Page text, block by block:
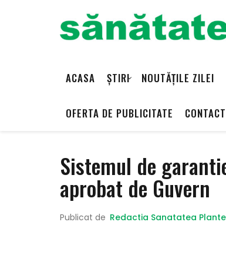
ACASA ȘTIRI NOUTĂȚILE ZILEI
OFERTA DE PUBLICITATE CONTACT
Sistemul de
aprobat de Guvern
Publicat de Redactia Sanatatea